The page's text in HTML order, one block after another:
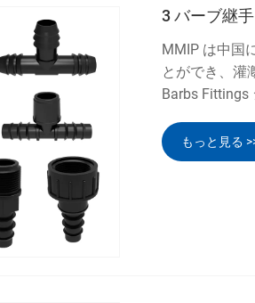
3 バーブ継手
MMIP は中国
とができ、灌
Barbs Fittings
もっと見る